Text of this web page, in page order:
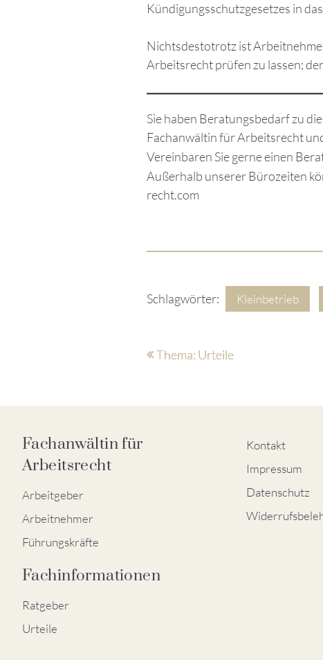
Kündigungsschutzgesetzes in
Nichtsdestotrotz ist
Arbeitsrecht prüfen zu lassen;
Sie haben Beratungsbedarf zu
Fachanwältin für Arbeitsrecht
Vereinbaren Sie gerne einen
Außerhalb unserer Bürozeiten
recht.com
Schlagwörter: Kleinbetrieb
Thema: Urteile
Fachanwältin für
Arbeitsrecht
Arbeitgeber
Arbeitnehmer
Führungskräfte
Fachinformationen
Ratgeber
Urteile
Kontakt
Impressum
Datenschutz